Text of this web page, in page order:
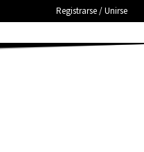
Registrarse / Unirse